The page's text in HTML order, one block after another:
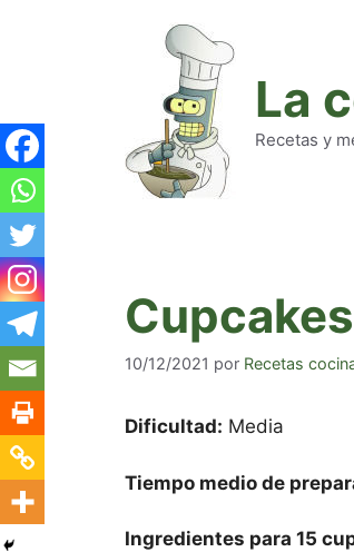
La
Recetas y
10/12/2021 por Recetas
Dificultad: Media
Tiempo medio de
Ingredientes para 15